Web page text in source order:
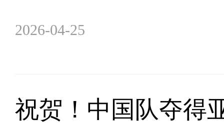
2026-04-25
祝贺！中国队夺得